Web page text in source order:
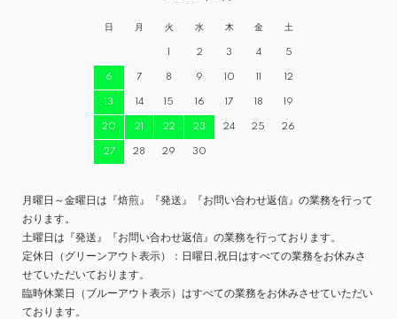
日 月 火 水 木 金 土
1 2 3 4 5
6 7 8 9 10 11 12
13 14 15 16 17 18 19
20 21 22 23 24 25 26
27 28 29 30
月曜日～金曜日は『焙煎』『発送』『お問い合わせ返信』の業務を行って
おります。
土曜日は『発送』『お問い合わせ返信』の業務を行っております。
定休日（グリーンアウト表示）：日曜日,祝日はすべての業務をお休みさ
せていただいております。
臨時休業日（ブルーアウト表示）はすべての業務をお休みさせていただい
ております。